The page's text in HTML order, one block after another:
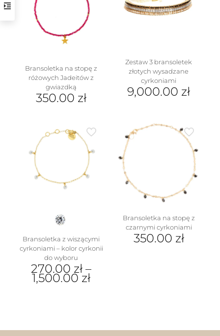
można
Bransoletka na stopę z
różowych Jadeitów z
gwiazdką
350.00 zł
Zestaw 3 bransoletek
złotych wysadzane
cyrkoniami
9,000.00 zł
Bransoletka z wiszącymi
cyrkoniami – kolor cyrkonii
do wyboru
270.00 zł –
1,500.00 zł
Bransoletka na stopę z
czarnymi cyrkoniami
350.00 zł